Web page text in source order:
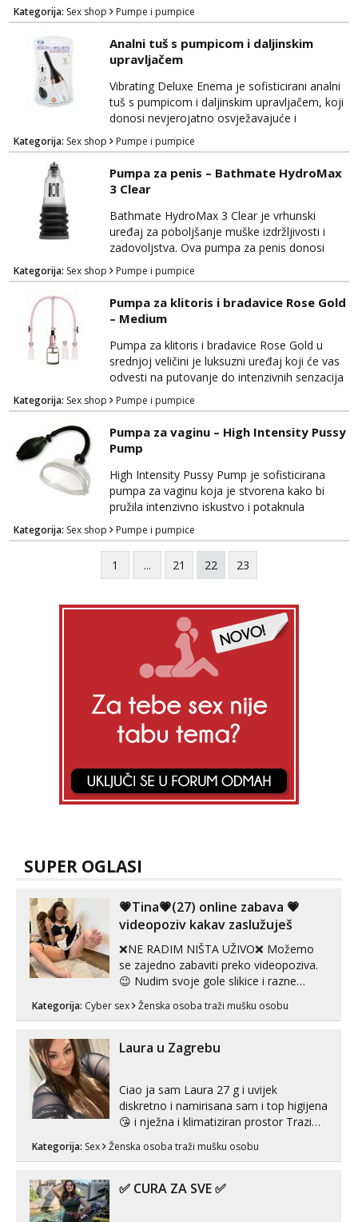
zadovoljstvom. Ovaj inovativni uređaj
dizajniran je kako bi poboljšao mušku
izdržljivost i povećao osjetljivost, pružajući
duboko zadovoljstvo i užitak. Izrađena je od
visokokvalitetnih materijala koji su sigurni za
tijelo, osiguravajući udobnost tijekom
korištenja. Pump Wo...
Kategorija: Sex shop Pumpe i pumpice
Analni tuš s pumpicom i daljinskim
upravljačem
Vibrating Deluxe Enema je sofisticirani analni
tuš s pumpicom i daljinskim upravljačem, koji
donosi nevjerojatno osvježavajuće i
stimulirajuće iskustvo. Ovaj uređaj kombinira
praktičnost s luksuzom kako bi vam pružio
sve što je potrebno za potpunu higijenu i
intenzivnu analnu stimulaciju. Izrađen je od
visokokvalitetnih materijala koji su sigurni za
tijelo, pružajući udobnost tijekom korištenja...
Kategorija: Sex shop Pumpe i pumpice
Pumpa za penis – Bathmate HydroMax
3 Clear
Bathmate HydroMax 3 Clear je vrhunski
uređaj za poboljšanje muške izdržljivosti i
zadovoljstva. Ova pumpa za penis donosi
naprednu tehnologiju kako bi vam pružila
maksimalne prednosti i povećanje veličine.
Izrađena je od visokokvalitetnih materijala
koji su sigurni za tijelo, pružajući vam
udobnost i sigurnost tijekom upotrebe. Klaran
dizajn Bathmate HydroMax 3 omogućava
vam da pratite svoj nap...
Kategorija: Sex shop Pumpe i pumpice
Pumpa za klitoris i bradavice Rose Gold
– Medium
Pumpa za klitoris i bradavice Rose Gold u
srednjoj veličini je luksuzni uređaj koji će vas
odvesti na putovanje do intenzivnih senzacija
i neopisivih trenutaka zadovoljstva. Ova
visokokvalitetna pumpa dizajnirana je kako bi
vam pružila nevjerojatno osnažujuće iskustvo.
Izrađena je od sigurnih i nježnih materijala
koji su prijateljski prema tijelu, osiguravajući
udobnost tijekom korištenja. Rose...
Kategorija: Sex shop Pumpe i pumpice
Pumpa za vaginu – High Intensity Pussy
Pump
High Intensity Pussy Pump je sofisticirana
pumpa za vaginu koja je stvorena kako bi
pružila intenzivno iskustvo i potaknula
senzacije kod žena. Ova visokokvalitetna
pumpa je dizajnirana s ciljem povećanja
osjetljivosti i poboljšanja intimnih trenutaka.
Izrađena je od sigurnih materijala koji su
osiguravajući udobnost tijekom upotrebe.
High Intensity ...
Kategorija: Sex shop Pumpe i pumpice
1 ... 21 22 23
SUPER OGLASI
💗Tina💗(27) online zabava 💗
videopoziv kakav zaslužuješ
❌NE RADIM NIŠTA UŽIVO❌ Možemo
se zajedno zabaviti preko videopoziva.
😉 Nudim svoje gole slikice i razne
videouradke. 🤩 Za online zabavu pošalji
poruku na Whatsapp, Telegram ili Viber.
autentičnosti možeš me vidjeti na
Kategorija: Cyber sex Ženska osoba traži mušku osobu
Laura u Zagrebu
Ciao ja sam Laura 27 g i uvijek
diskretno i namirisana sam i top higijena
😘 i nježna i klimatiziran prostor Trazim
Pusenje i gutanje sperme Erotsko rublje
tijelu Iskljucivo neradim analni !!! I
Kategorija: Sex Ženska osoba traži mušku osobu
✅ CURA ZA SVE ✅